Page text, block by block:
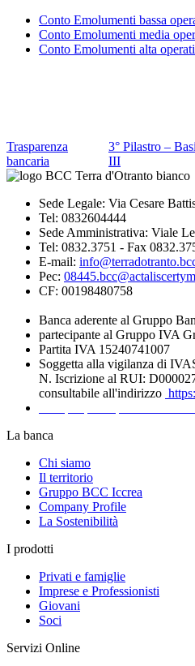
Conto Emolumenti bassa
Conto Emolumenti media
Conto Emolumenti alta
Trasparenza
bancaria
3° Pilastro –
III
Sede Legale: Via Cesare
Tel: 0832604444
Sede Amministrativa: Viale
Tel: 0832.3751 - Fax
E-mail:
Pec:
CF: 00198480758
Banca aderente al Gruppo
partecipante al Gruppo IVA
Partita IVA 15240741007
Soggetta alla vigilanza di
N. Iscrizione al RUI:
consultabile all'indirizzo
La banca
Chi siamo
Il territorio
Gruppo BCC Iccrea
Company Profile
La Sostenibilità
I prodotti
Privati e famiglie
Imprese e Professionisti
Giovani
Soci
Servizi Online